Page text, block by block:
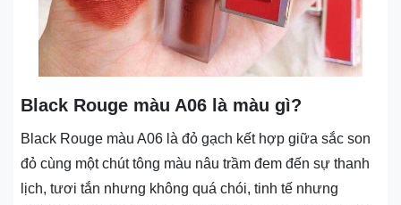
Black Rouge màu A06 là màu gì?
Black Rouge màu A06 là đỏ gạch kết hợp giữa sắc son
đỏ cùng một chút tông màu nâu trầm đem đến sự thanh
lịch, tươi tắn nhưng không quá chói, tinh tế nhưng